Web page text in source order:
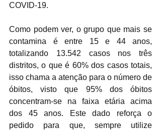
COVID-19.
Como podem ver, o grupo que mais se
contamina é entre 15 e 44 anos,
totalizando 13.542 casos nos três
distritos, o que é 60% dos casos totais,
isso chama a atenção para o número de
óbitos, visto que 95% dos óbitos
concentram-se na faixa etária acima
dos 45 anos. Este dado reforça o
pedido para que, sempre utilize